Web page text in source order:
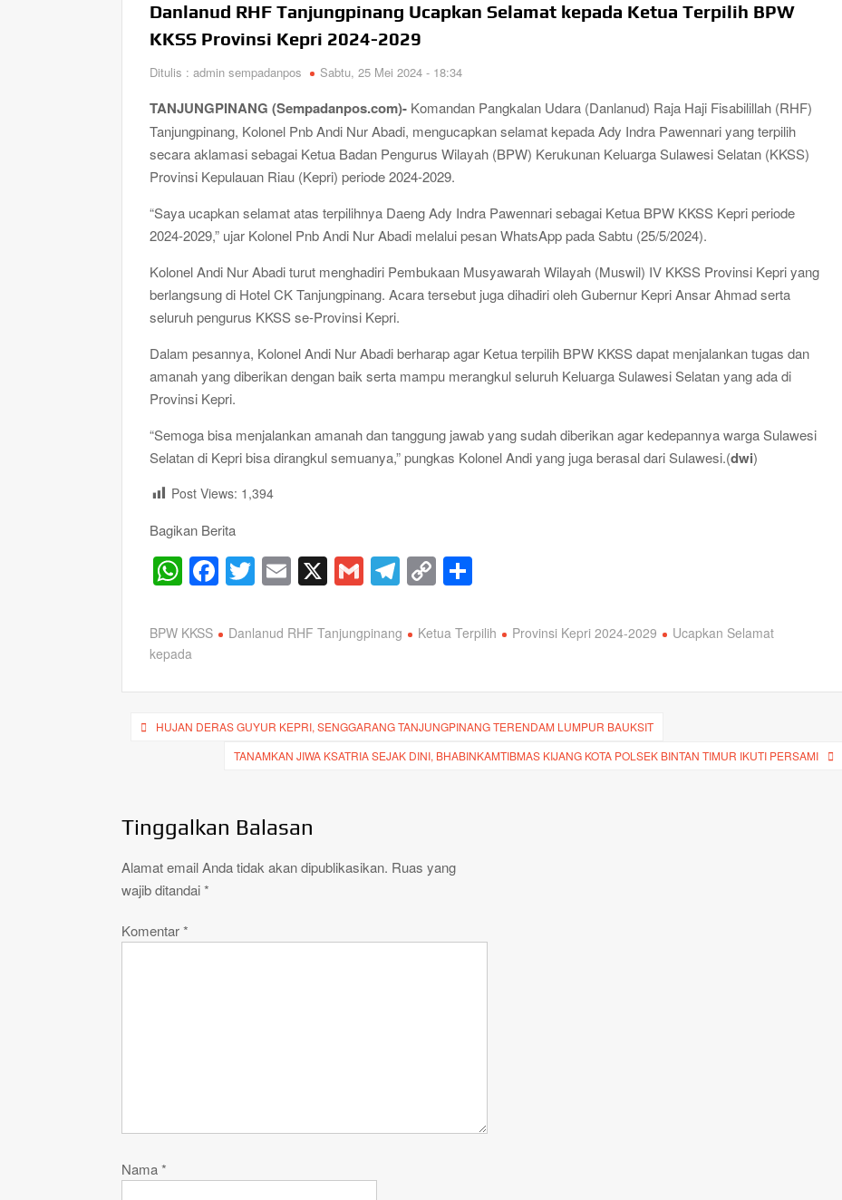
3000 ekor di Desa Busung
Tanamkan Hidup Sehat Sejak Dini, Satgas TMMD Ke-129 Ajak Siswa SDIT An-Nahl Senam Bersama
Polresta Tanjungpinang Panen Raya Jagung Kuartal II, Hasilkan 1 Ton Jagung Dukung Swasembada
Pangan Nasional
Turun ke Desa dan Kelurahan di Bintan, Ombudsman Kepri Tampung Puluhan Keluhan Warga Soal
Bansos, BBM Solar hingga Lampu Jalan
Gelombang Mundur dari PWI Kepri Berlanjut, Socrates Ketua Pertama Periode 2004–2008 Ikut
Tinggalkan Organisasi
Danlanud RHF Tanjungpinang Ucapkan Selamat kepada Ketua Terpilih BPW
KKSS Provinsi Kepri 2024-2029
Ditulis : admin sempadanpos Sabtu, 25 Mei 2024 - 18:34
TANJUNGPINANG (Sempadanpos.com)- Komandan Pangkalan Udara (Danlanud) Raja Haji Fisabilillah (RHF)
Tanjungpinang, Kolonel Pnb Andi Nur Abadi, mengucapkan selamat kepada Ady Indra Pawennari yang terpilih
secara aklamasi sebagai Ketua Badan Pengurus Wilayah (BPW) Kerukunan Keluarga Sulawesi Selatan (KKSS)
Provinsi Kepulauan Riau (Kepri) periode 2024-2029.
“Saya ucapkan selamat atas terpilihnya Daeng Ady Indra Pawennari sebagai Ketua BPW KKSS Kepri periode
2024-2029,” ujar Kolonel Pnb Andi Nur Abadi melalui pesan WhatsApp pada Sabtu (25/5/2024).
Kolonel Andi Nur Abadi turut menghadiri Pembukaan Musyawarah Wilayah (Muswil) IV KKSS Provinsi Kepri yang
berlangsung di Hotel CK Tanjungpinang. Acara tersebut juga dihadiri oleh Gubernur Kepri Ansar Ahmad serta
seluruh pengurus KKSS se-Provinsi Kepri.
Dalam pesannya, Kolonel Andi Nur Abadi berharap agar Ketua terpilih BPW KKSS dapat menjalankan tugas dan
amanah yang diberikan dengan baik serta mampu merangkul seluruh Keluarga Sulawesi Selatan yang ada di
Provinsi Kepri.
“Semoga bisa menjalankan amanah dan tanggung jawab yang sudah diberikan agar kedepannya warga Sulawesi
Selatan di Kepri bisa dirangkul semuanya,” pungkas Kolonel Andi yang juga berasal dari Sulawesi.(dwi)
Post Views: 1,394
Bagikan Berita
W
at
s
A
p
p
F
c
b
o
o
T
tt
E
ail
X G
ail
T
e
a
m
C
p
Li
n
k
ar
BPW KKSS Danlanud RHF Tanjungpinang Ketua Terpilih Provinsi Kepri 2024-2029
Ucapkan Selamat
kepada
Navigasi
HUJAN DERAS GUYUR KEPRI, SENGGARANG TANJUNGPINANG TERENDAM LUMPUR BAUKSIT
TANAMKAN JIWA KSATRIA SEJAK DINI, BHABINKAMTIBMAS KIJANG KOTA POLSEK BINTAN TIMUR IKUTI PERSAMI
Tinggalkan Balasan
Alamat email Anda tidak akan dipublikasikan. Ruas yang
wajib ditandai*
Komentar*
Nama*